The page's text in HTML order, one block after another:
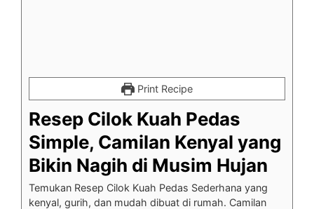
Print Recipe
Resep Cilok Kuah Pedas
Simple, Camilan Kenyal yang
Bikin Nagih di Musim Hujan
Temukan Resep Cilok Kuah Pedas Sederhana yang
kenyal, gurih, dan mudah dibuat di rumah. Camilan